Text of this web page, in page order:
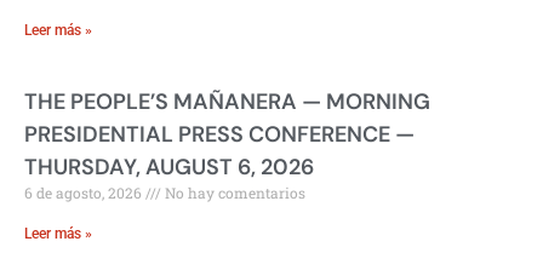
Leer más »
THE PEOPLE’S MAÑANERA — MORNING
PRESIDENTIAL PRESS CONFERENCE —
THURSDAY, AUGUST 6, 2026
6 de agosto, 2026 No hay comentarios
Leer más »